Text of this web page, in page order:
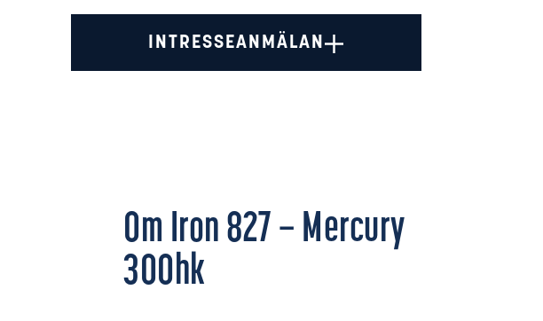
INTRESSEANMÄLAN
Om Iron 827 – Mercury
300hk